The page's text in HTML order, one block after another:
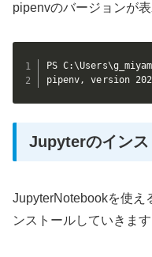
pipenvのバージョンが
PS
pipenv, version
Jupyterのインス
JupyterNotebookを使え
ンストールしていきます